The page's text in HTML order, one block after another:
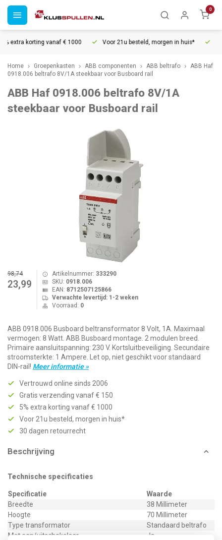
0
extra korting vanaf € 1000 Voor 21u besteld, morgen in huis* 30
Home Groepenkasten ABB componenten ABB beltrafo
ABB Haf
0918.006 beltrafo 8V/1A steekbaar voor Busboard rail
ABB Haf 0918.006 beltrafo 8V/1A
steekbaar voor Busboard rail
98,74
23,99
Artikelnummer: 333290
SKU: 0918.006
EAN: 8712507125866
Verwachte levertijd: 1-2 weken
Voorraad: 0
ABB 0918.006 Busboard beltransformator 8 Volt, 1A. Maximaal
vermogen: 8 Watt. ABB Busboard montage. 2 modulen breed.
Primaire aansluitspanning: 230 V. Kortsluitbeveiliging. Secundaire
stroomsterkte: 1 Ampere. Let op, niet geschikt voor standaard
DIN-rail! Meer informatie »
Vertrouwd online sinds 2006
Gratis verzending vanaf € 150
5% extra korting vanaf € 1000
Voor 21u besteld, morgen in huis*
30 dagen retourrecht
Beschrijving
Technische specificaties
Specificatie
Waarde
Breedte
38 Millimeter
Hoogte
70 Millimeter
Type transformator
Standaard beltrafo
Met aan/uitschakelaar
Ja